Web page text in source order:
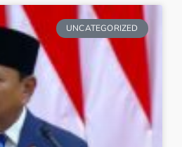
UNCATEGORIZED